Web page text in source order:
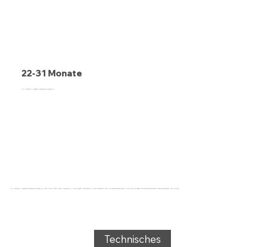
22-31 Monate
PVC, anthrazit, 2-lagiges querstabiles Gewebe (R)
PVC, anthrazit, 2-lagiges querstabiles Gewebe (R), oben: 0,7mm, unten: 0,7mm + Rautenprofil, Dicke 3,45mm, Härte 80° ShA, Kraft-Dehnung 10N/mm, Rollendurchmesser 50mm, Rollen- und Gleitträger, antistatische Deckschicht, Temperaturbereich -15°C bis 90°C
Technisches